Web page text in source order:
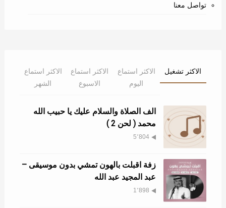
تواصل معنا
الاكثر تشغيل
الاكثر استماع
اليوم
الاكثر استماع
الاسبوع
الاكثر استماع
الشهر
الف الصلاة والسلام عليك يا حبيب الله
محمد ( لحن 2 )
5٬804
زفة اقبلت بالهون تمشي بدون موسيقى –
عبد المجيد عبد الله
1٬898